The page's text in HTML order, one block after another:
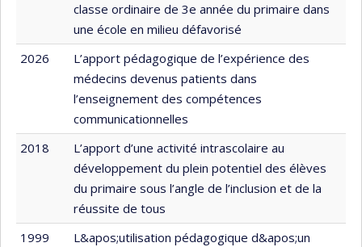
classe ordinaire de 3e année du primaire dans
une école en milieu défavorisé
2026
L’apport pédagogique de l’expérience des
médecins devenus patients dans
l’enseignement des compétences
communicationnelles
2018
L’apport d’une activité intrascolaire au
développement du plein potentiel des élèves
du primaire sous l’angle de l’inclusion et de la
réussite de tous
1999
L&apos;utilisation pédagogique d&apos;un